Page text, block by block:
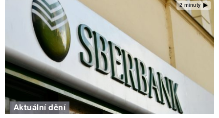
2 minuty
Aktuální dění